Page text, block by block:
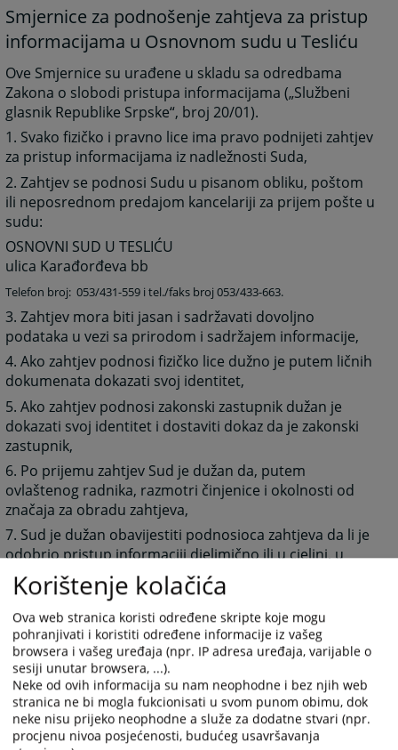
Smjernice za podnošenje zahtjeva za pristup
informacijama u Osnovnom sudu u Tesliću
Ove Smjernice su urađene u skladu sa odredbama
Zakona o slobodi pristupa informacijama („Službeni
glasnik Republike Srpske“, broj 20/01).
1. Svako fizičko i pravno lice ima pravo podnijeti zahtjev
za pristup informacijama iz nadležnosti Suda,
2. Zahtjev se podnosi Sudu u pisanom obliku, poštom
ili neposrednom predajom kancelariji za prijem pošte u
sudu:
OSNOVNI SUD U TESLIĆU
ulica Karađorđeva bb
Telefon broj: 053/431-559 i tel./faks broj 053/433-663.
3. Zahtjev mora biti jasan i sadržavati dovoljno
podataka u vezi sa prirodom i sadržajem informacije,
4. Ako zahtjev podnosi fizičko lice dužno je putem ličnih
dokumenata dokazati svoj identitet,
5. Ako zahtjev podnosi zakonski zastupnik dužan je
dokazati svoj identitet i dostaviti dokaz da je zakonski
zastupnik,
6. Po prijemu zahtjev Sud je dužan da, putem
ovlaštenog radnika, razmotri činjenice i okolnosti od
značaja za obradu zahtjeva,
7. Sud je dužan obavijestiti podnosioca zahtjeva da li je
odobrio pristup informaciji djelimično ili u cjelini, u
roku od 15 dana od dana prijema zahtjeva, s tim da taj
rok može biti produžen za 7 dana u slučajevima
predviđenim u Zakonu o slobodi pristupa
informacijama,
8. Pristup informacijama obezbijediće se podnosiocu
zahtjeva na jednom od zvaničnih jezika u Bosni i
Hercegovini, kao i na originalnom jeziku koji je različit
od zvaničnih jezika, ako je to moguće,
9. Sud može odbiti zahtjev za pristup informacijama
Korištenje kolačića
Ova web stranica koristi određene skripte koje mogu
pohranjivati i koristiti određene informacije iz vašeg
browsera i vašeg uređaja (npr. IP adresa uređaja, varijable o
sesiji unutar browsera, ...).
Neke od ovih informacija su nam neophodne i bez njih web
stranica ne bi mogla fukcionisati u svom punom obimu, dok
neke nisu prijeko neophodne a služe za dodatne stvari (npr.
procjenu nivoa posjećenosti, budućeg usavršavanja